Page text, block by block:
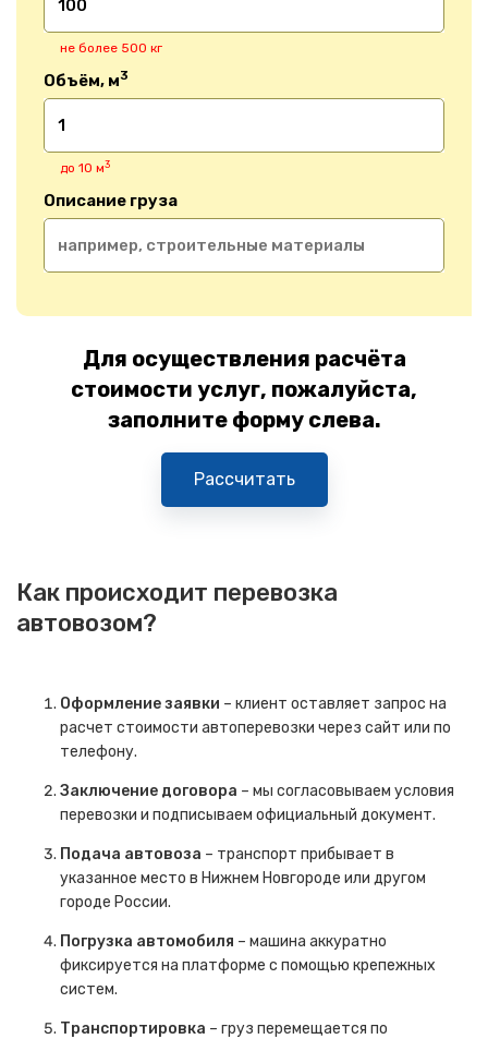
не более 500 кг
Объём, м3
до 10 м3
Описание груза
Для осуществления расчёта
стоимости услуг, пожалуйста,
заполните форму слева.
Рассчитать
Как происходит перевозка
автовозом?
Оформление заявки – клиент оставляет запрос на
расчет стоимости автоперевозки через сайт или по
телефону.
Заключение договора – мы согласовываем условия
перевозки и подписываем официальный документ.
Подача автовоза – транспорт прибывает в
указанное место в Нижнем Новгороде или другом
городе России.
Погрузка автомобиля – машина аккуратно
фиксируется на платформе с помощью крепежных
систем.
Транспортировка – груз перемещается по